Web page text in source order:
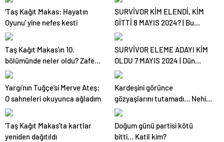
‘Taş Kağıt Makas: Hayatın
Oyunu’ yine nefes kesti
SURVİVOR KİM ELENDİ, KİM
GİTTİ 8 MAYIS 2024? | Bu
hafta Survivor All Star eleme
düellosunu kim kazandı,
Furkan mı, Yunus Emre mi?
Favori ismin şoke eden vedası:
‘Mental olarak yorgunum…’
Taş Kağıt Makas’ın 10.
bölümünde neler oldu? Zafer
bir kez daha Umut’un!
SURVİVOR ELEME ADAYI KİM
OLDU 7 MAYIS 2024 | Dün
akşam Survivor All Star eleme
dokunulmazlık oyununu hangi
takım kazandı? Acun Ilıcalı:
“Artık yeni bir döneme
giriyoruz…”
Yargı’nın Tuğçe’si Merve Ateş:
O sahneleri okuyunca ağladım
Kardeşini görünce
gözyaşlarını tutamadı… Nehir
ortaya çıktı!
‘Taş Kağıt Makas’ta kartlar
yeniden dağıtıldı
Doğum günü partisi kötü
bitti… Katil kim?